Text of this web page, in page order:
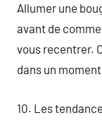
Allumer une
avant de
vous recentrer.
dans un
10. Les